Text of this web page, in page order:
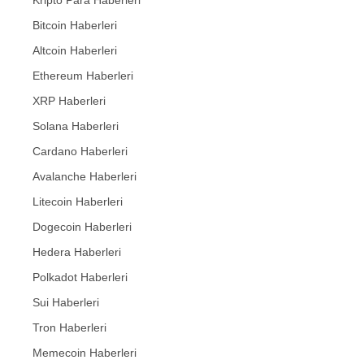
Bitcoin Haberleri
Altcoin Haberleri
Ethereum Haberleri
XRP Haberleri
Solana Haberleri
Cardano Haberleri
Avalanche Haberleri
Litecoin Haberleri
Dogecoin Haberleri
Hedera Haberleri
Polkadot Haberleri
Sui Haberleri
Tron Haberleri
Memecoin Haberleri